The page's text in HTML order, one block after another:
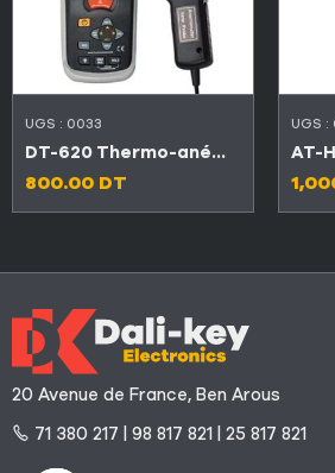
UGS : 0033
DT-620 Thermo-anémomètre CFM / CMM avec thermomètre à infrarouge
800.00 DT
UGS :
20 Avenue de France, Ben Arous
71 380 217 | 98 817 821 | 25 817 821